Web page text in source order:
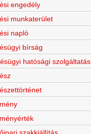
engedély
munkaterület
napló
bírság
hatósági szolgáltatás